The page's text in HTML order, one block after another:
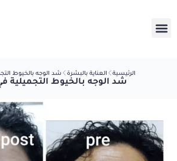
الرئيسية العناية بالبشرة شد الوجه بالخيوط
شد الوجه بالخيوط التجميلية